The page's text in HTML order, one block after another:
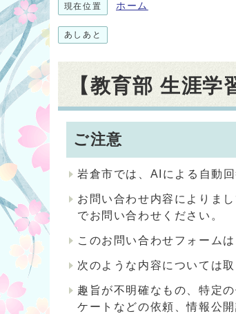
現在位置 ホーム
あしあと
【教育部 生涯
ご注意
岩倉市では、AIによる自動
お問い合わせ内容によりま
でお問い合わせください。
このお問い合わせフォーム
次のような内容については
趣旨が不明確なもの、特定
ケートなどの依頼、情報公